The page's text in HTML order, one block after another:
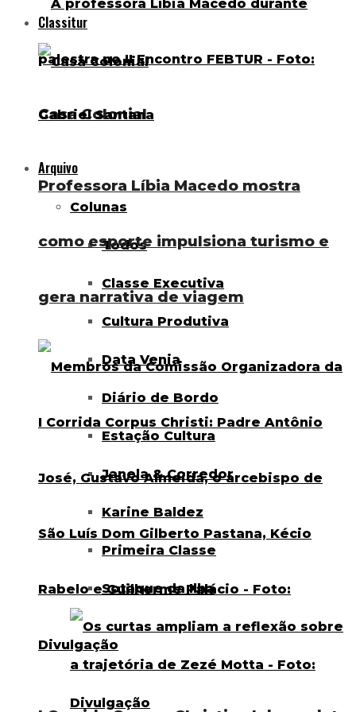
Classitur
Casa Colonial
Arquivo
Colunas
Todos
Classe Executiva
Cultura Produtiva
Data Venia
Diário de Bordo
Estação Cultura
Janela & Corredor
Karine Baldez
Primeira Classe
Sotaque da Ilha
Professora Líbia Macedo mostra
como esporte impulsiona turismo e
gera narrativa de viagem